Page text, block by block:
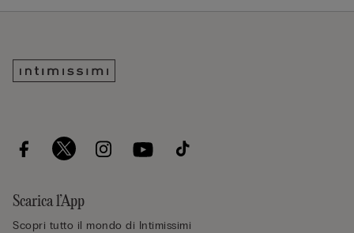
Scarica l’App
Scopri tutto il mondo di Intimissimi